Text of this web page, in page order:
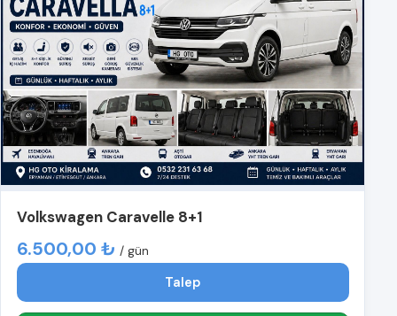
Volkswagen Caravelle 8+1
6.500,00 ₺ / gün
Talep